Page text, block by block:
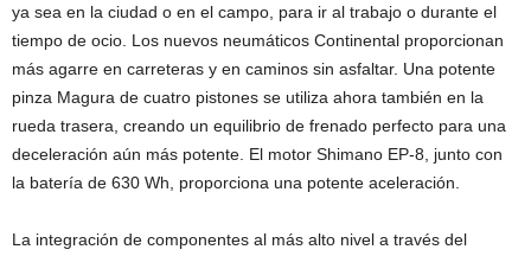
ya sea en la ciudad o en el campo, para ir al trabajo o durante el
tiempo de ocio. Los nuevos neumáticos Continental proporcionan
más agarre en carreteras y en caminos sin asfaltar. Una potente
pinza Magura de cuatro pistones se utiliza ahora también en la
rueda trasera, creando un equilibrio de frenado perfecto para una
deceleración aún más potente. El motor Shimano EP-8, junto con
la batería de 630 Wh, proporciona una potente aceleración.
La integración de componentes al más alto nivel a través del